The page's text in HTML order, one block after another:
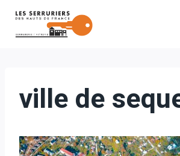
Aller
ville de